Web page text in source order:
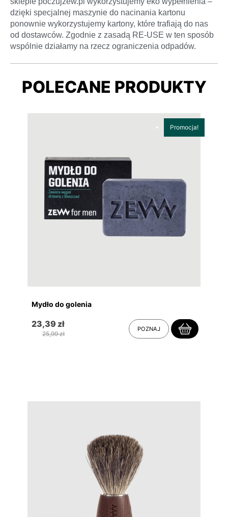
dzięki specjalnej maszynie do nacinania kartonu
ponownie wykorzystujemy kartony, które trafiają do nas
od dostawców. Zgodnie z zasadą RE-USE w ten sposób
wspólnie działamy na rzecz ograniczenia odpadów.
POLECANE PRODUKTY
Mydło do golenia
23,39 zł
25,99 zł
POZNAJ
Promocja!